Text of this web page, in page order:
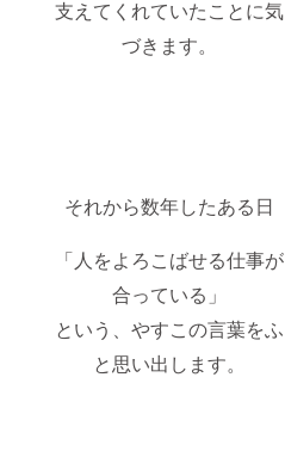
支えてくれていたことに気
づきます。
それから数年したある日
「人をよろこばせる仕事が
合っている」
という、やすこの言葉をふ
と思い出します。